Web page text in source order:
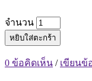
จำนวน
หยิบใส่ตะกร้า
0 ข้อคิดเห็น / เขียนข้